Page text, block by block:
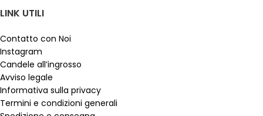
LINK UTILI
Contatto con Noi
Instagram
Candele all’ingrosso
Avviso legale
Informativa sulla privacy
Termini e condizioni generali